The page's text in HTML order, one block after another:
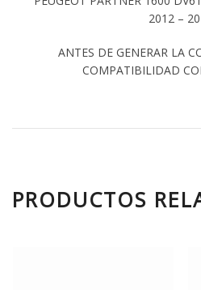
2012 –
ANTES DE GENERAR LA
COMPATIBILIDAD
PRODUCTOS